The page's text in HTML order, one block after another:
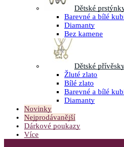
Dětské
Barevné a bílé
Diamanty
Bez kamene
Dětské
Žluté zlato
Bílé zlato
Barevné a bílé
Diamanty
Novinky
Nejprodávanější
Dárkové poukazy
Více